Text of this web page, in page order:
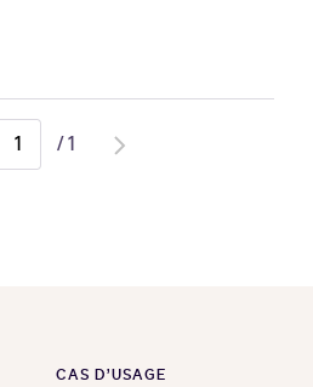
/1
Go
CAS D’USAGE